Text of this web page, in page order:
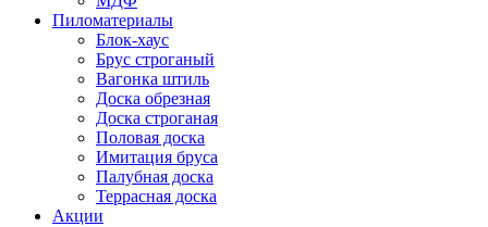
Пиломатериалы
Блок-хаус
Брус строганый
Вагонка штиль
Доска обрезная
Доска строганая
Половая доска
Имитация бруса
Палубная доска
Террасная доска
Акции